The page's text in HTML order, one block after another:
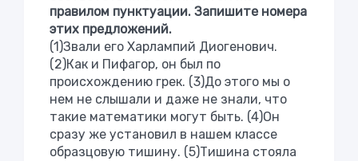
правилом пунктуации. Запишите номера
этих предложений.
(1)Звали его Харлампий Диогенович.
(2)Как и Пифагор, он был по
происхождению грек. (3)До этого мы о
нем не слышали и даже не знали, что
такие математики могут быть. (4)Он
сразу же установил в нашем классе
образцовую тишину. (5)Тишина стояла